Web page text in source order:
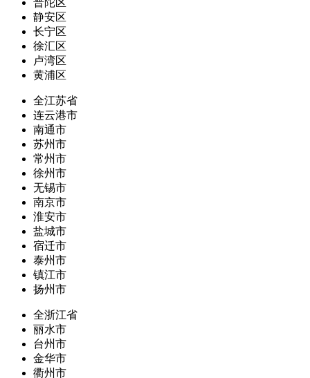
普陀区
静安区
长宁区
徐汇区
卢湾区
黄浦区
全江苏省
连云港市
南通市
苏州市
常州市
徐州市
无锡市
南京市
淮安市
盐城市
宿迁市
泰州市
镇江市
扬州市
全浙江省
丽水市
台州市
金华市
衢州市